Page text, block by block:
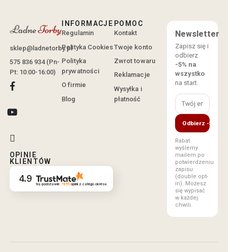
sklep@ladnetorby.pl
575 836 934 (Pn-
Pt: 10:00-16:00)
OPINIE
KLIENTÓW
4.9 Na podstawie 7855opinii z całego okresu
INFORMACJE
Regulamin
Polityka Cookies
Polityka
prywatności
O firmie
Blog
POMOC
Kontakt
Twoje konto
Zwrot towaru
Reklamacje
Wysyłka i
płatność
Newsletter
Zapisz się i
odbierz
-5% na
wszystko
na start.
Odbierz -5%
Rabat
wyślemy
mailem po
potwierdzeniu
zapisu
(double opt-
in). Możesz
się wypisać
w każdej
chwili.